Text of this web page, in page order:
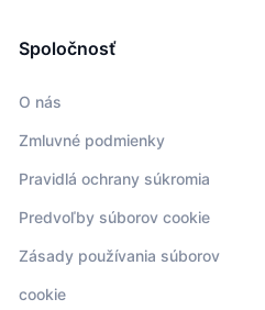
Spoločnosť
O nás
Zmluvné podmienky
Pravidlá ochrany súkromia
Predvoľby súborov cookie
Zásady používania súborov
cookie